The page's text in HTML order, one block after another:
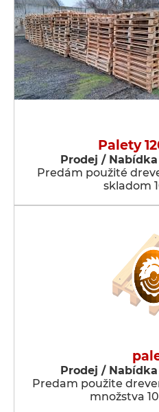
Palety
Prodej /
Predám použité
skladom
Prodej /
Predam použite
množstva